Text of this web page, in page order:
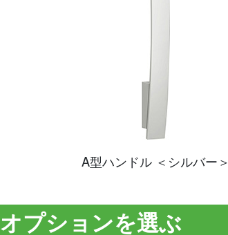
A型ハンドル ＜シルバー＞
オプションを選ぶ